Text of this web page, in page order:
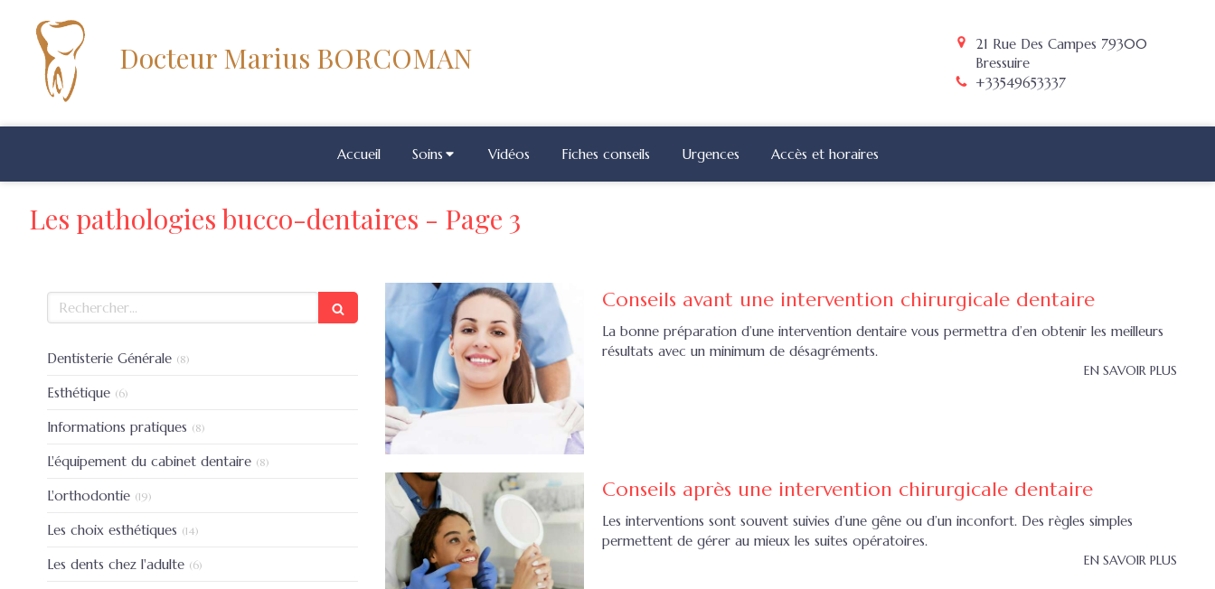
Docteur Marius BORCOMAN 21 Rue Des Campes 79300
Bressuire
+33549653337
Accueil Soins Vidéos Fiches conseils Urgences Accès et horaires
Les pathologies bucco-dentaires - Page 3
Conseils avant une intervention chirurgicale dentaire
La bonne préparation d’une intervention dentaire vous permettra d’en obtenir les meilleurs
résultats avec un minimum de désagréments.
EN SAVOIR PLUS
Conseils après une intervention chirurgicale dentaire
Les interventions sont souvent suivies d’une gêne ou d’un inconfort. Des règles simples
permettent de gérer au mieux les suites opératoires.
EN SAVOIR PLUS
Rechercher
Dentisterie Générale (8)
Esthétique (6)
Informations pratiques (8)
L'équipement du cabinet dentaire (8)
L'orthodontie (19)
Les choix esthétiques (14)
Les dents chez l'adulte (6)